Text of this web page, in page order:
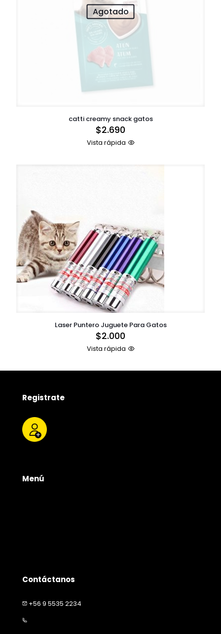
Agotado
catti creamy snack gatos
$2.690
Vista rápida
Laser Puntero Juguete Para Gatos
$2.000
Vista rápida
Registrate
Menú
Contáctanos
+56 9 5535 2234